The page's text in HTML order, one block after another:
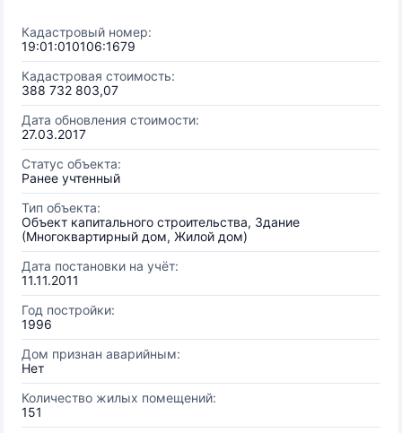
Кадастровый номер:
19:01:010106:1679
Кадастровая стоимость:
388 732 803,07
Дата обновления стоимости:
27.03.2017
Статус объекта:
Ранее учтенный
Тип объекта:
Объект капитального строительства, Здание
(Многоквартирный дом, Жилой дом)
Дата постановки на учёт:
11.11.2011
Год постройки:
1996
Дом признан аварийным:
Нет
Количество жилых помещений:
151